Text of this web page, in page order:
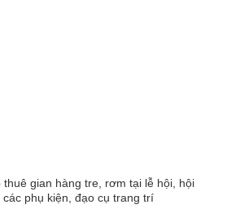
gian hàng tre, rơm tại lễ hội, hội
phụ kiện, đạo cụ trang trí